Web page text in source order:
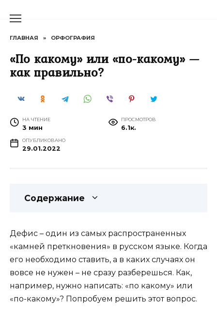
ГЛАВНАЯ » ОРФОГРАФИЯ
«По какому» или «по-какому» —
как правильно?
НА ЧТЕНИЕ
3 мин
ПРОСМОТРОВ
6.1к.
ОПУБЛИКОВАНО
29.01.2022
Содержание
Дефис – один из самых распространенных
«камней преткновения» в русском языке. Когда
его необходимо ставить, а в каких случаях он
вовсе не нужен – не сразу разберешься. Как,
например, нужно написать: «по какому» или
«по-какому»? Попробуем решить этот вопрос.